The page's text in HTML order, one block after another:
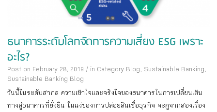
ธนาคารระดับโลกจัดการความเสี่ยง ESG เพราะ
อะไร?
Post on February 28, 2019 / in Category Blog, Sustainable Banking,
Sustainable Banking Blog
วันนี้ในระดับสากล ความเข้าใจและจริงใจของธนาคารในการเปลี่ยนเส้น
ทางสู่ธนาคารที่ยั่งยืน ในแง่ของการปล่อยสินเชื่อธุรกิจ จะดูจากสองเรื่อง